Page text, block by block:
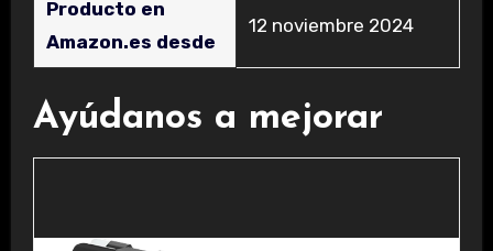
Producto en
Amazon.es desde
12 noviembre 2024
Ayúdanos a mejorar